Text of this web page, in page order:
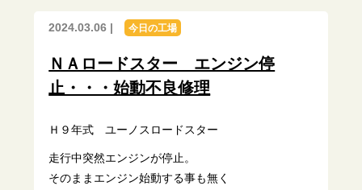
2024.03.06 | 今日の工場
ＮＡロードスター エンジン停
止・・・始動不良修理
Ｈ９年式 ユーノスロードスター
走行中突然エンジンが停止。
そのままエンジン始動する事も無く